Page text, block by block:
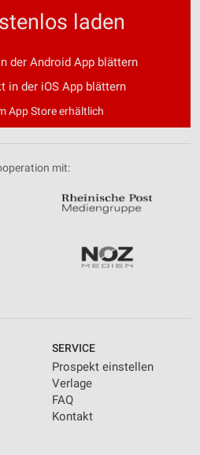
laden
der Android App blättern
in der iOS App blättern
App Store erhältlich
mit:
SERVICE
Prospekt einstellen
Verlage
FAQ
Kontakt